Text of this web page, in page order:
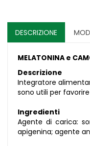
DESCRIZIONE
MELATONINA e
Descrizione
Integratore
sono utili per
Ingredienti
Agente di carica:
apigenina; agente